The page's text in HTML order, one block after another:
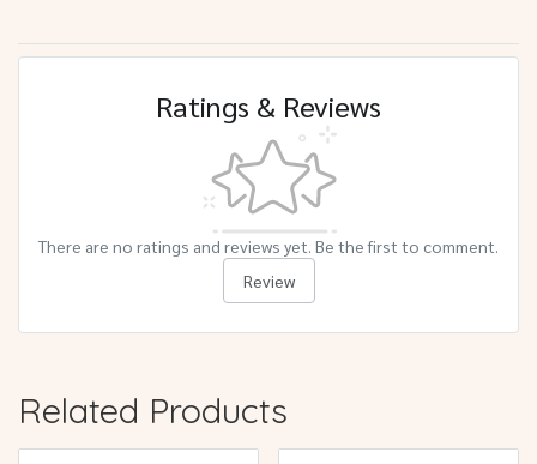
Ratings & Reviews
There are no ratings and reviews yet. Be the first to comment.
Review
Related Products